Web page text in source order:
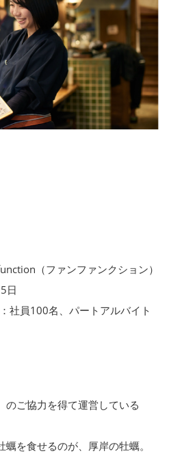
（ファンファンクション）
日
社員100名、パートアルバイト
のご協力を得て運営している
を食せるのが、厚岸の牡蠣。